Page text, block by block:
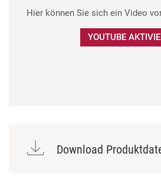
Hier können Sie sich ein Video
YOUTUBE
Download